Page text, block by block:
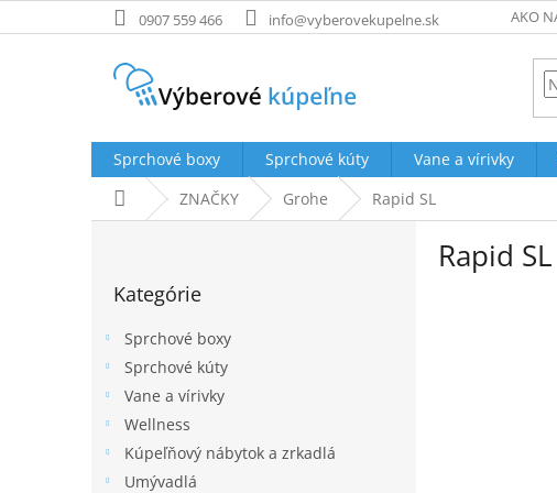
na
0907 559 466 info@vyberovekupelne.sk AKO
Sprchové boxy Sprchové kúty Vane a vírivky
DomovZNAČKY Grohe Rapid SL
kategórie
Kategórie
Sprchové boxy
Sprchové kúty
Vane a vírivky
Wellness
Kúpeľňový nábytok a zrkadlá
Umývadlá
Rapid SL